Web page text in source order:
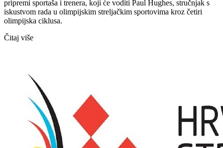
pripremi sportaša i trenera, koji će voditi Paul Hughes, stručnjak s
iskustvom rada u olimpijskim streljačkim sportovima kroz četiri
olimpijska ciklusa.
Čitaj više